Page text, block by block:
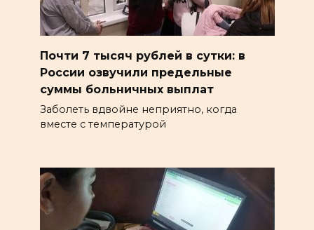
Почти 7 тысяч рублей в сутки: в
России озвучили предельные
суммы больничных выплат
Заболеть вдвойне неприятно, когда
вместе с температурой